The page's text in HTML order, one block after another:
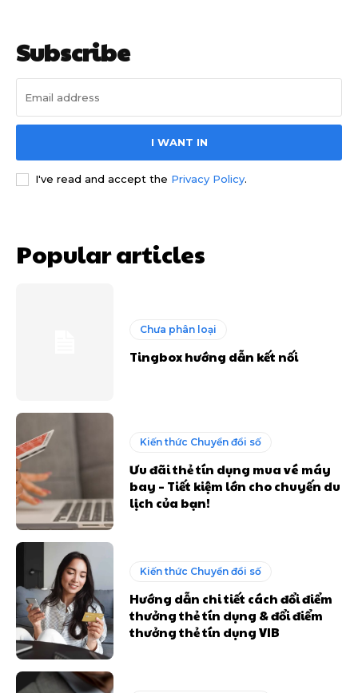
Subscribe
I WANT IN
I've read and accept the Privacy Policy.
Popular articles
Chưa phân loại
Tingbox hướng dẫn kết nối
Kiến thức Chuyển đổi số
Ưu đãi thẻ tín dụng mua vé máy
bay – Tiết kiệm lớn cho chuyến du
lịch của bạn!
Kiến thức Chuyển đổi số
Hướng dẫn chi tiết cách đổi điểm
thưởng thẻ tín dụng & đổi điểm
thưởng thẻ tín dụng VIB